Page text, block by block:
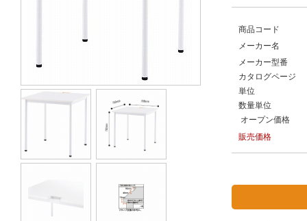
商品コード
メーカー名
メーカー型番
カタログページ
単位
数量単位
オープン価格
販売価格